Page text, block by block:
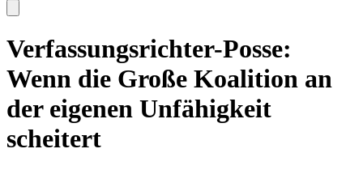
Verfassungsrichter-Posse:
Wenn die Große Koalition an
der eigenen Unfähigkeit
scheitert